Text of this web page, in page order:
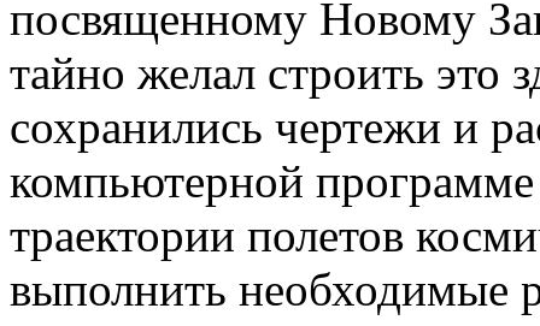
посвященному Новому
тайно желал строить это
сохранились чертежи и
компьютерной
траектории полетов
выполнить необходимые